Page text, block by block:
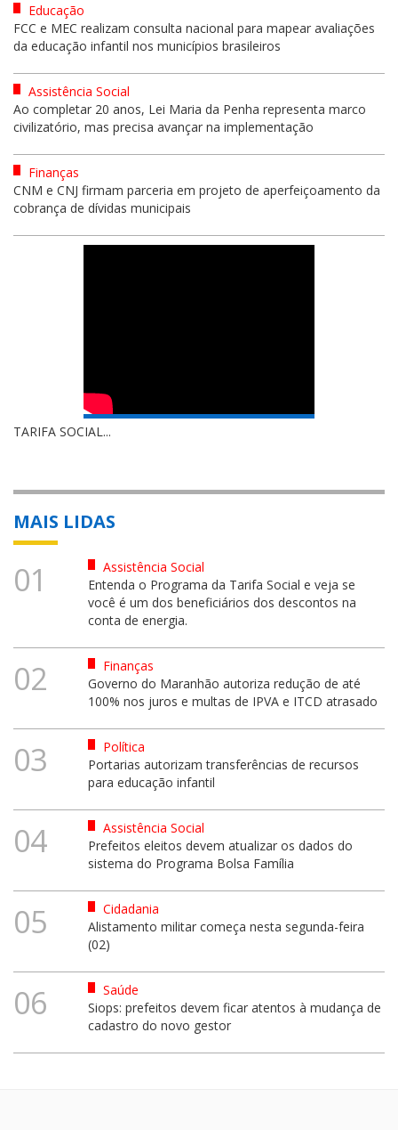
Educação
FCC e MEC realizam consulta nacional para mapear avaliações
da educação infantil nos municípios brasileiros
Assistência Social
Ao completar 20 anos, Lei Maria da Penha representa marco
civilizatório, mas precisa avançar na implementação
Finanças
CNM e CNJ firmam parceria em projeto de aperfeiçoamento da
cobrança de dívidas municipais
TARIFA SOCIAL...
MAIS LIDAS
01
Assistência Social
Entenda o Programa da Tarifa Social e veja se
você é um dos beneficiários dos descontos na
conta de energia.
02
Finanças
Governo do Maranhão autoriza redução de até
100% nos juros e multas de IPVA e ITCD atrasado
03
Política
Portarias autorizam transferências de recursos
para educação infantil
04
Assistência Social
Prefeitos eleitos devem atualizar os dados do
sistema do Programa Bolsa Família
05
Cidadania
Alistamento militar começa nesta segunda-feira
(02)
06
Saúde
Siops: prefeitos devem ficar atentos à mudança de
cadastro do novo gestor